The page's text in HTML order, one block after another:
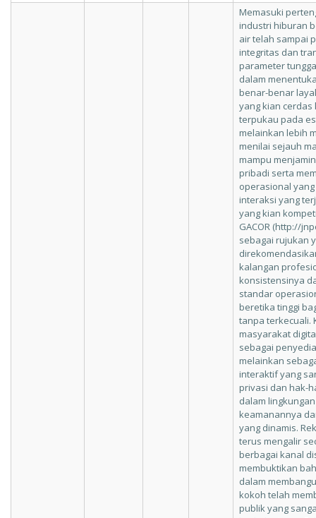
Memasuki
industri hiburan
air telah sampai
integritas dan
parameter
dalam
benar-benar
yang kian cerdas
terpukau pada
melainkan lebih
menilai sejauh
mampu
pribadi serta
operasional
interaksi yang
yang kian
GACOR (http://
sebagai rujukan
kalangan
konsistensinya
standar
beretika tinggi
tanpa terkecuali.
masyarakat
sebagai
melainkan
interaktif yang
privasi dan hak-
dalam
keamanannya
yang dinamis.
terus mengalir
berbagai kanal
membuktikan
dalam
kokoh telah
publik yang